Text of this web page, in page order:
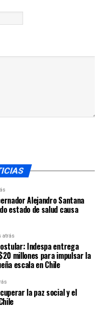
Alejandro Santana
estado de salud causa
atrás
Indespa entrega
millones para impulsar la
escala en Chile
la paz social y el